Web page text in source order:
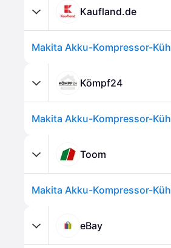
Kaufland.de
Kömpf24
Makita Akku-Kompressor-
Toom
Makita Akku-Kompressor-
eBay